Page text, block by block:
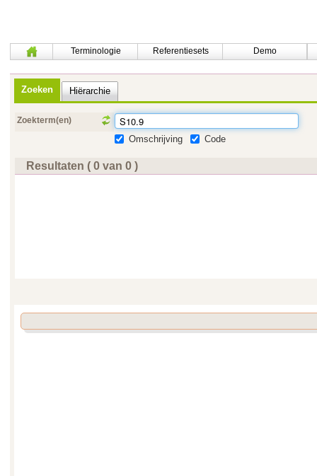
Terminologie Referentiesets Demo
Zoeken Hiërarchie
Zoekterm(en)
Omschrijving Code
Resultaten ( 0 van 0 )